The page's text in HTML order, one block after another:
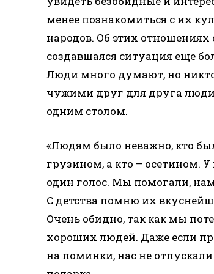
менее познакомиться с их
народов. Об этих
создавшаяся ситуация еще
Люди много думают, но никто
чужими друг для друга
одним столом.
«Людям было неважно, кто
грузином, а кто – осетином. У
один голос. Мы помогали,
С детства помню их
Очень обидно, так как мы
хороших людей. Даже если
на поминки, нас не отпускали